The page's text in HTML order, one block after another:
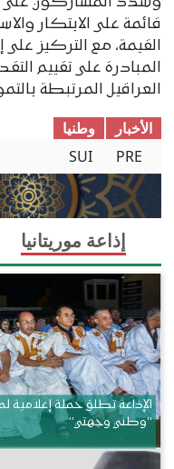
قائمة على الابتكار
القيمة، مع التركيز
المبادرة على تقييم
العراقيل المرتبطة
الأخبار
وطنیا
PRE
SUI
إذاعة موريتانيا
الإذاعة تطلق حملة إعلامية
“وطني وجهتي”